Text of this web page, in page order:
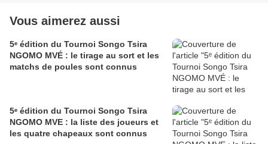
Vous aimerez aussi
5ᵉ édition du Tournoi Songo Tsira
NGOMO MVÉ : le tirage au sort et les
matchs de poules sont connus
5ᵉ édition du Tournoi Songo Tsira
NGOMO MVE : la liste des joueurs et
les quatre chapeaux sont connus